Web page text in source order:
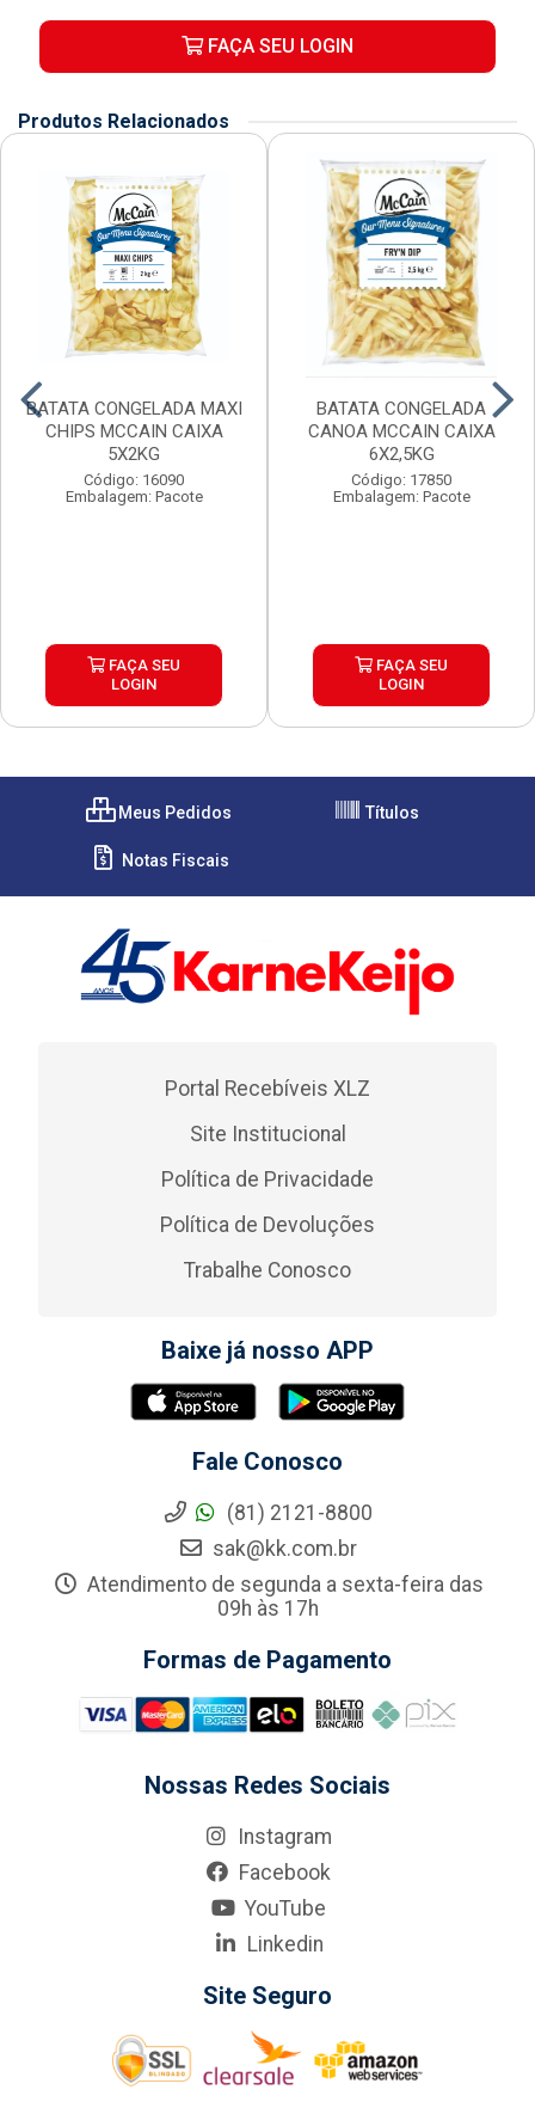
FAÇA SEU LOGIN
Produtos Relacionados
BATATA CONGELADA MAXI
CHIPS MCCAIN CAIXA
5X2KG
Código: 16090
Embalagem: Pacote
FAÇA SEU
LOGIN
BATATA CONGELADA
CANOA MCCAIN CAIXA
6X2,5KG
Código: 17850
Embalagem: Pacote
FAÇA SEU
LOGIN
Meus Pedidos Títulos
Notas Fiscais
Portal Recebíveis XLZ
Site Institucional
Política de Privacidade
Política de Devoluções
Trabalhe Conosco
Baixe já nosso APP
Fale Conosco
(81) 2121-8800
sak@kk.com.br
Atendimento de segunda a sexta-feira das
09h às 17h
Formas de Pagamento
Nossas Redes Sociais
Instagram
Facebook
YouTube
Linkedin
Site Seguro